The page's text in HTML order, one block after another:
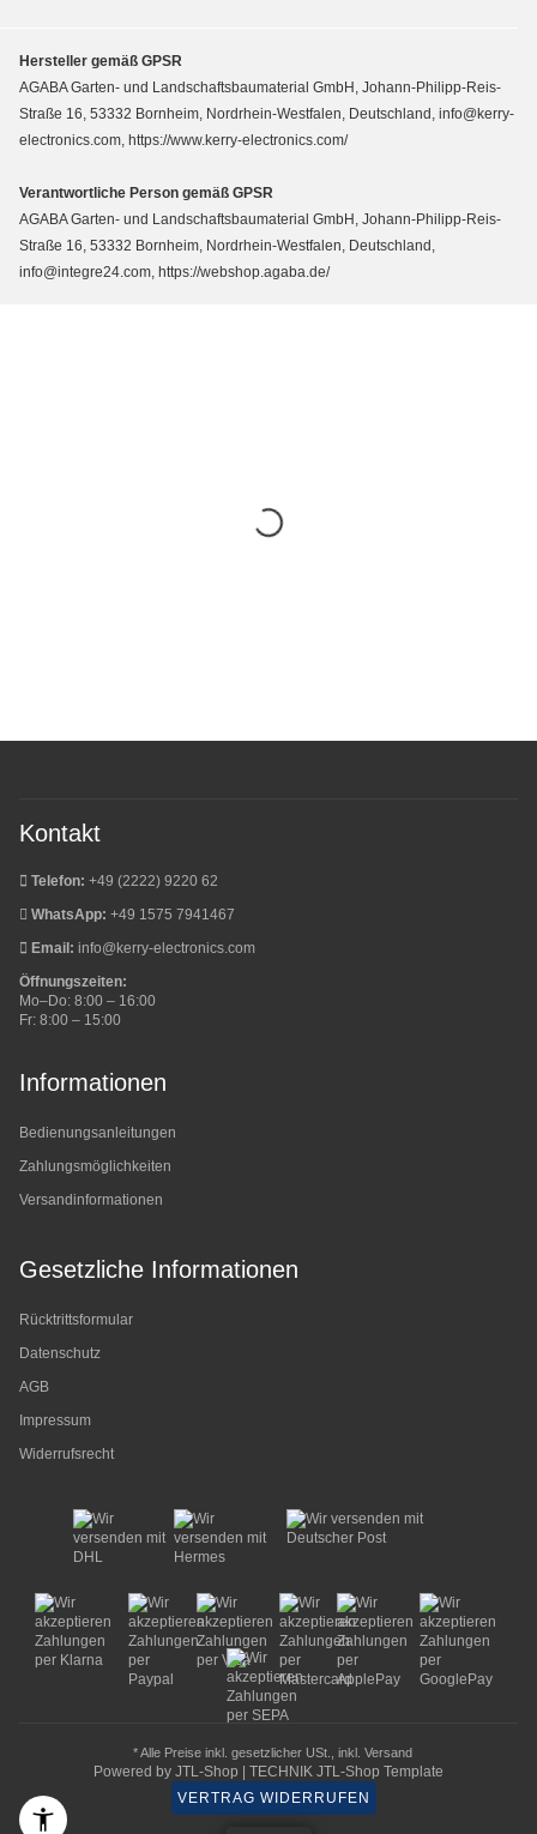
Hersteller gemäß GPSR
AGABA Garten- und Landschaftsbaumaterial GmbH, Johann-Philipp-Reis-
Straße 16, 53332 Bornheim, Nordrhein-Westfalen, Deutschland, info@kerry-
electronics.com, https://www.kerry-electronics.com/
Verantwortliche Person gemäß GPSR
AGABA Garten- und Landschaftsbaumaterial GmbH, Johann-Philipp-Reis-
Straße 16, 53332 Bornheim, Nordrhein-Westfalen, Deutschland,
info@integre24.com, https://webshop.agaba.de/
Kontakt
Telefon: +49 (2222) 9220 62
WhatsApp: +49 1575 7941467
Email: info@kerry-electronics.com
Öffnungszeiten:
Mo–Do: 8:00 – 16:00
Fr: 8:00 – 15:00
Informationen
Bedienungsanleitungen
Zahlungsmöglichkeiten
Versandinformationen
Gesetzliche Informationen
Rücktrittsformular
Datenschutz
AGB
Impressum
Widerrufsrecht
* Alle Preise inkl. gesetzlicher USt., inkl. Versand
Powered by JTL-Shop
TECHNIK JTL-Shop Template
VERTRAG WIDERRUFEN